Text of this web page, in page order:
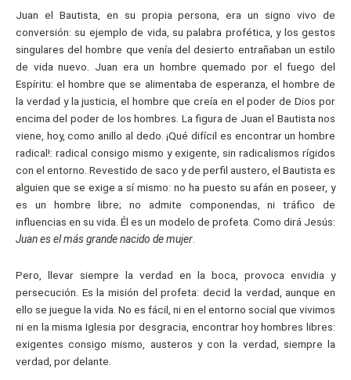
Juan el Bautista, en su propia persona, era un signo vivo de
conversión: su ejemplo de vida, su palabra profética, y los gestos
singulares del hombre que venía del desierto entrañaban un estilo
de vida nuevo. Juan era un hombre quemado por el fuego del
Espíritu: el hombre que se alimentaba de esperanza, el hombre de
la verdad y la justicia, el hombre que creía en el poder de Dios por
encima del poder de los hombres. La figura de Juan el Bautista nos
viene, hoy, como anillo al dedo. ¡Qué difícil es encontrar un hombre
radical!: radical consigo mismo y exigente, sin radicalismos rígidos
con el entorno. Revestido de saco y de perfil austero, el Bautista es
alguien que se exige a sí mismo: no ha puesto su afán en poseer, y
es un hombre libre; no admite componendas, ni tráfico de
influencias en su vida. Él es un modelo de profeta. Como dirá Jesús:
Juan es el más grande nacido de mujer
Pero, llevar siempre la verdad en la boca, provoca envidia y
persecución. Es la misión del profeta: decid la verdad, aunque en
ello se juegue la vida. No es fácil, ni en el entorno social que vivimos
ni en la misma Iglesia por desgracia, encontrar hoy hombres libres:
exigentes consigo mismo, austeros y con la verdad, siempre la
verdad, por delante.